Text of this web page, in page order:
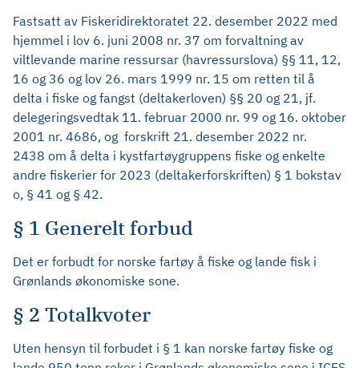
Fastsatt av Fiskeridirektoratet 22. desember 2022 med
hjemmel i lov 6. juni 2008 nr. 37 om forvaltning av
viltlevande marine ressursar (havressurslova) §§ 11, 12,
16 og 36 og lov 26. mars 1999 nr. 15 om retten til å
delta i fiske og fangst (deltakerloven) §§ 20 og 21, jf.
delegeringsvedtak 11. februar 2000 nr. 99 og 16. oktober
2001 nr. 4686, og forskrift 21. desember 2022 nr.
2438 om å delta i kystfartøygruppens fiske og enkelte
andre fiskerier for 2023 (deltakerforskriften) § 1 bokstav
o, § 41 og § 42.
§ 1 Generelt forbud
Det er forbudt for norske fartøy å fiske og lande fisk i
Grønlands økonomiske sone.
§ 2 Totalkvoter
Uten hensyn til forbudet i § 1 kan norske fartøy fiske og